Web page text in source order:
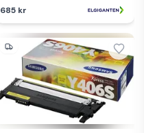
685 kr